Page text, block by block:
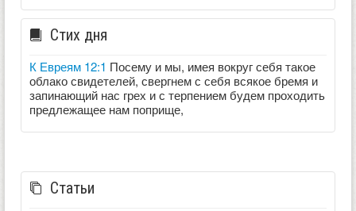
Стих дня
К Евреям 12:1 Посему и мы, имея вокруг себя такое
облако свидетелей, свергнем с себя всякое бремя и
запинающий нас грех и с терпением будем проходить
предлежащее нам поприще,
Статьи